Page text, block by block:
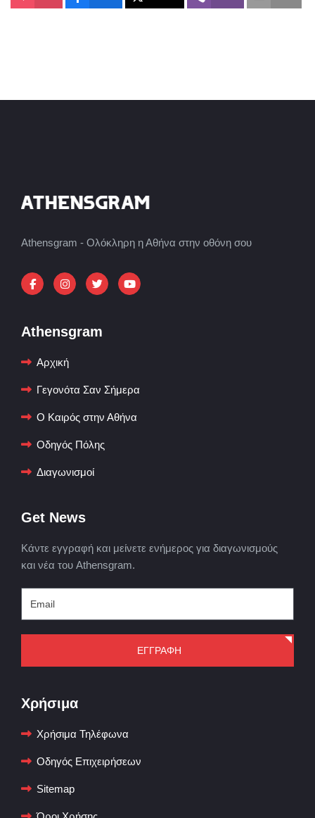
Athensgram - Ολόκληρη η Αθήνα στην οθόνη σου
Athensgram
Αρχική
Γεγονότα Σαν Σήμερα
Ο Καιρός στην Αθήνα
Οδηγός Πόλης
Διαγωνισμοί
Get News
Κάντε εγγραφή και μείνετε ενήμερος για διαγωνισμούς
και νέα του Athensgram.
ΕΓΓΡΑΦΗ
Χρήσιμα
Χρήσιμα Τηλέφωνα
Οδηγός Επιχειρήσεων
Sitemap